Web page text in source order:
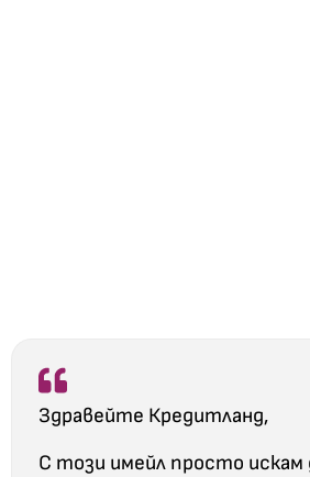
Здравейте Кредитланд,
С този имейл просто искам